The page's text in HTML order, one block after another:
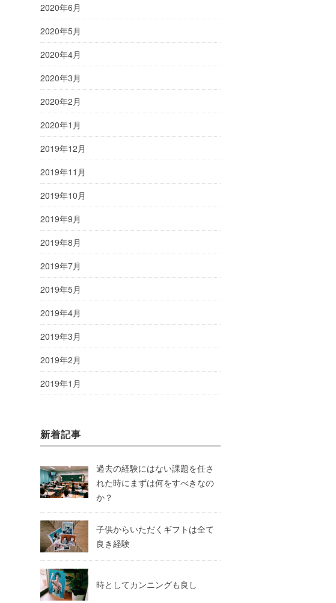
2020年6月
2020年5月
2020年4月
2020年3月
2020年2月
2020年1月
2019年12月
2019年11月
2019年10月
2019年9月
2019年8月
2019年7月
2019年5月
2019年4月
2019年3月
2019年2月
2019年1月
新着記事
過去の経験にはない課題を任さ
れた時にまずは何をすべきなの
か？
子供からいただくギフトは全て
良き経験
時としてカンニングも良し